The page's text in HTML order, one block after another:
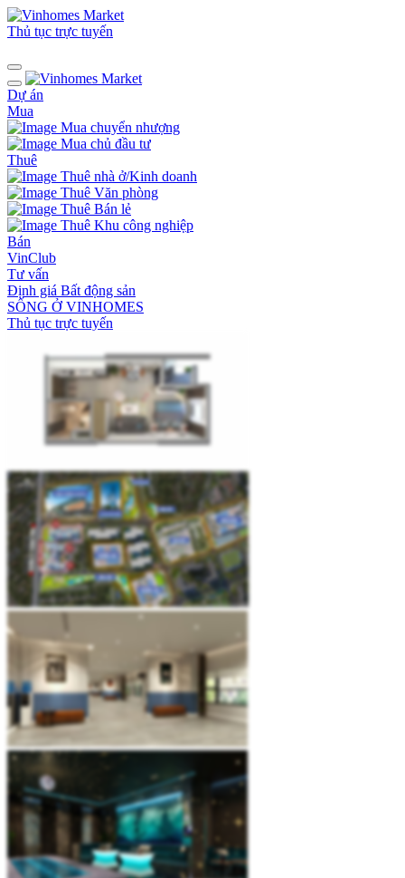
Thủ tục trực tuyến
Dự án
Mua
Mua chuyển nhượng
Mua chủ đầu tư
Thuê
Thuê nhà ở/Kinh doanh
Thuê Văn phòng
Thuê Bán lẻ
Thuê Khu công nghiệp
Bán
VinClub
Tư vấn
Định giá Bất động sản
SỐNG Ở VINHOMES
Thủ tục trực tuyến